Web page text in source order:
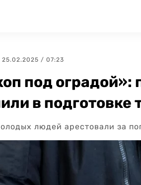
| 25.02.2025 / 07:23
под оградой»:
в подготовке
людей арестовали за